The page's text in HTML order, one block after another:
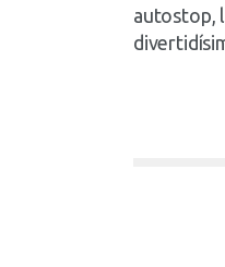
autostop,